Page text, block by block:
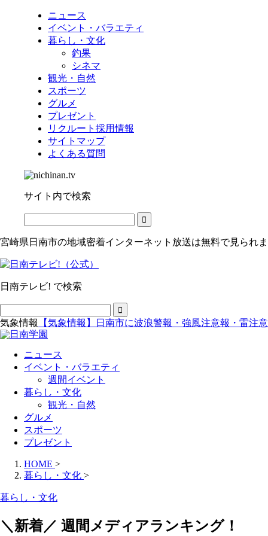
ニュース
イベント・バラエティ
暮らし・文化
釣果
シネマ
観光・自然
スポーツ
グルメ
プレゼント
リクルート採用情報
サイトマップ
よくある質問
サイト内で検索
宮崎県日南市の地域密着インターネット放送は無料で見られ
日南テレビ! で検索
気象情報 【気象情報】日南市に波浪警報・強風注意報・雷注
ニュース
イベント・バラエティ
週間イベント
暮らし・文化
観光・自然
グルメ
スポーツ
プレゼント
HOME >
暮らし・文化 >
暮らし・文化
＼新着／ 週間メディアランキング！